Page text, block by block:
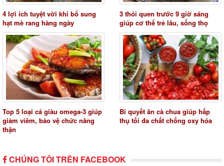
4 lợi ích tuyệt vời khi bổ sung
hạt mè rang hàng ngày
3 thói quen trước 9 giờ sáng
giúp cơ thể trẻ lâu, sống thọ
Top 5 loại cá giàu omega-3 giúp
giảm viêm, bảo vệ chức năng
thận
Bí quyết ăn cà chua giúp hấp
thụ tối đa chất chống oxy hóa
CHÚNG TÔI TRÊN FACEBOOK